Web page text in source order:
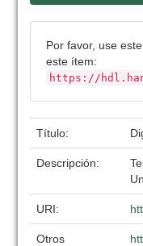
Por favor, use
este ítem:
https://
Título:
Descripción:
URI:
Otros